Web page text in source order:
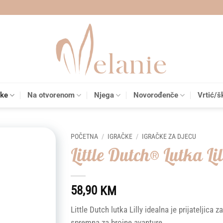
Na otvorenom Njega Novorođenče Vrtić/
POČETNA / IGRAČKE / IGRAČKE ZA DJECU
Little Dutch® Lutka
58,90 KM
Little Dutch lutka Lilly idealna je prijateljica